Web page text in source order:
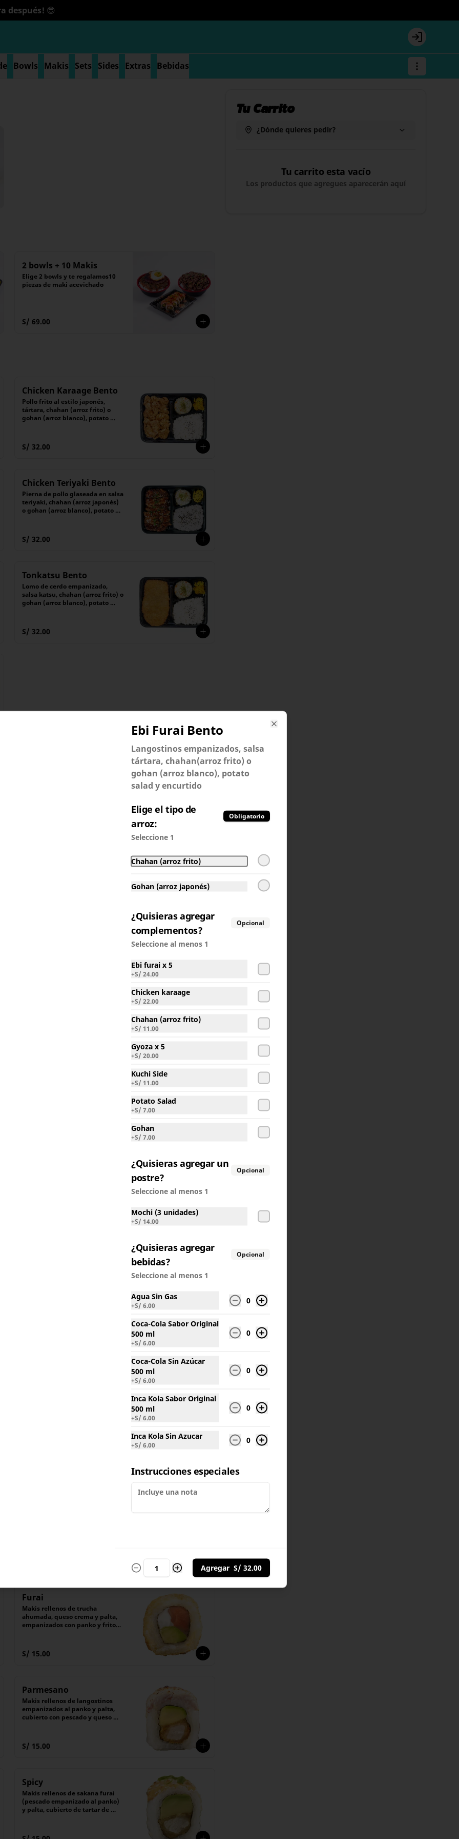
después! 😎
Login
Bowls Makis Sets Sides Extras Bebidas
2 bowls + 10 Makis
Elige 2 bowls y te regalamos10
piezas de maki acevichado
S/ 69.00
Chicken Karaage Bento
Pollo frito al estilo japonés,
tártara, chahan (arroz frito) o
gohan (arroz blanco), potato
S/ 32.00
Chicken Teriyaki Bento
Pierna de pollo glaseada en salsa
teriyaki, chahan (arroz japonés)
o gohan (arroz blanco), potato
S/ 32.00
Tonkatsu Bento
Lomo de cerdo empanizado,
salsa katsu, chahan (arroz frito) o
gohan (arroz blanco), potato
S/ 32.00
Furai
Makis rellenos de trucha
ahumada, queso crema y palta,
empanizados con panko y fritos
(dulce)
(6 unidades).
S/ 15.00
Parmesano
Makis rellenos de langostinos
empanizados al panko y palta,
cubierto con pescado y queso
S/ 15.00
Spicy
Makis rellenos de sakana furai
(pescado empanizado al panko)
y palta, cubierto de tartar de
Acompañado de salsa Tare
Tu Carrito
¿Dónde quieres pedir?
Tu carrito esta vacío
Los productos que agregues aparecerán aquí
Ebi Furai Bento
Langostinos empanizados, salsa
tártara, chahan(arroz frito) o
gohan (arroz blanco), potato
salad y encurtido
Elige el tipo de
arroz:
Obligatorio
Seleccione 1
Chahan (arroz frito)
Gohan (arroz japonés)
¿Quisieras agregar
complementos?
Opcional
Seleccione al menos 1
Ebi furai x 5
+S/ 24.00
Chicken karaage
+S/ 22.00
Chahan (arroz frito)
+S/ 11.00
Gyoza x 5
+S/ 20.00
Kuchi Side
+S/ 11.00
Potato Salad
+S/ 7.00
Gohan
+S/ 7.00
¿Quisieras agregar un
postre?
Opcional
Seleccione al menos 1
Mochi (3 unidades)
+S/ 14.00
¿Quisieras agregar
bebidas?
Opcional
Seleccione al menos 1
Agua Sin Gas
+S/ 6.00
0
Coca-Cola Sabor Original
500 ml
+S/ 6.00
0
Coca-Cola Sin Azúcar
500 ml
+S/ 6.00
0
Inca Kola Sabor Original
500 ml
+S/ 6.00
0
Inca Kola Sin Azucar
+S/ 6.00
0
Instrucciones especiales
Agregar S/ 32.00